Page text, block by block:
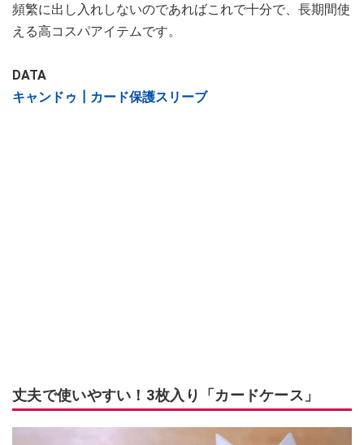
頻繁に出し入れしないのであればこれで十分で、長期間使
える高コスパアイテムです。
DATA
キャンドゥ┃カード保護スリーブ
丈夫で使いやすい！3枚入り「カードケース」